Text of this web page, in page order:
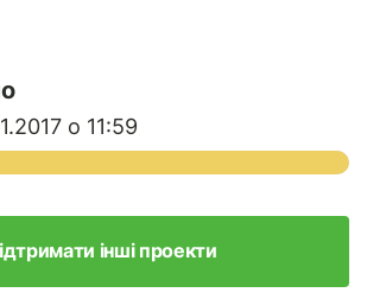
о 11:59
інші проекти